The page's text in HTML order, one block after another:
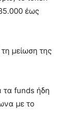
έως
τη μείωση της
τα funds ήδη
με το